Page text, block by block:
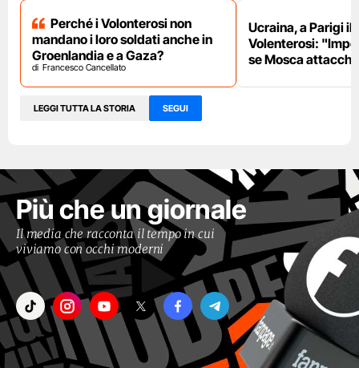
Perché i Volonterosi non
mandano i loro soldati anche in
Groenlandia e a Gaza?
Francesco Cancellato
Ucraina, a Parigi il
Volenterosi:
se Mosca
LEGGI TUTTA LA STORIA SEGUI
Più che un giornale
Il media che racconta il tempo in cui
viviamo con occhi moderni